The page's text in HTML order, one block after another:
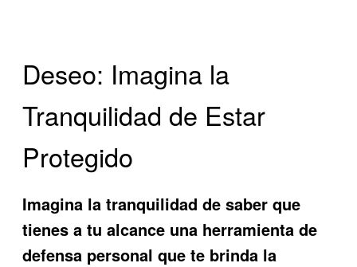
Deseo: Imagina la
Tranquilidad de Estar
Protegido
Imagina la tranquilidad de saber que
tienes a tu alcance una herramienta de
defensa personal que te brinda la